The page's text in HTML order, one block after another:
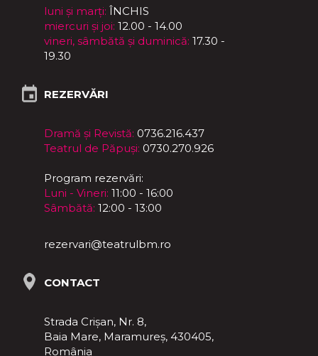
luni și marți: ÎNCHIS
miercuri și joi: 12.00 - 14.00
vineri, sâmbătă și duminică: 17.30 -
19.30
REZERVĂRI
Dramă și Revistă: 0736.216.437
Teatrul de Păpuși: 0730.270.926
Program rezervări:
Luni - Vineri: 11:00 - 16:00
Sâmbătă: 12:00 - 13:00
rezervari@teatrulbm.ro
CONTACT
Strada Crișan, Nr. 8,
Baia Mare, Maramureş, 430405,
România